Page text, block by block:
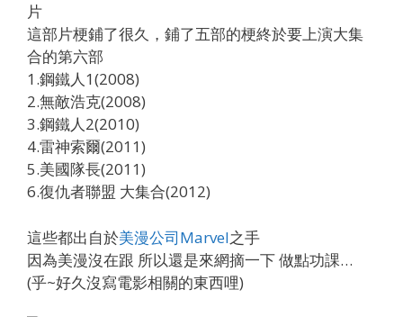
片
這部片梗鋪了很久，鋪了五部的梗終於要上演大集
合的第六部
1.鋼鐵人1(2008)
2.無敵浩克(2008)
3.鋼鐵人2(2010)
4.雷神索爾(2011)
5.美國隊長(2011)
6.復仇者聯盟 大集合(2012)
這些都出自於美漫公司Marvel之手
因為美漫沒在跟 所以還是來網摘一下 做點功課…
(乎~好久沒寫電影相關的東西哩)